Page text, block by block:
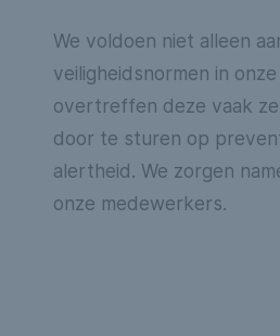
We voldoen niet alleen
veiligheidsnormen in
overtreffen deze vaak
door te sturen op
alertheid. We zorgen
onze medewerkers.